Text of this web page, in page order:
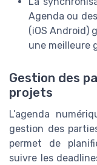
Agenda ou
(iOS Android)
une meilleure
Gestion des
projets
L’agenda
gestion des
permet de
suivre les